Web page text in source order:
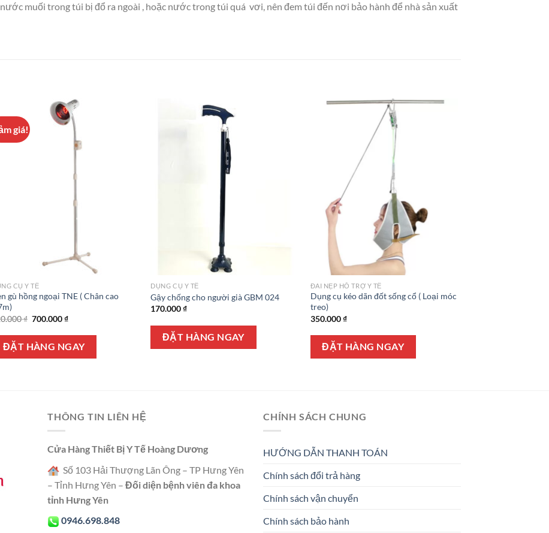
muối trong túi bị đổ ra ngoài , hoặc nước trong túi quá vơi, nên đem túi đến nơi bảo hành để nhà sản xuất
giá!
CỤ Y TẾ
gù hồng ngoại TNE ( Chân cao
₫ Giá
là:
720.000 ₫.
700.000₫Giá
tại
là:
700.000 ₫.
ĐẶT HÀNG NGAY
DỤNG CỤ Y TẾ
Gậy chống cho người già GBM 024
170.000₫
ĐẶT HÀNG NGAY
ĐAI NẸP HỖ TRỢ Y TẾ
Dụng cụ kéo dãn đốt sống cổ ( Loại móc
treo)
350.000₫
ĐẶT HÀNG NGAY
THÔNG TIN LIÊN HỆ
Cửa Hàng Thiết Bị Y Tế Hoàng Dương
Số 103 Hải Thượng Lãn Ông – TP Hưng Yên
– Tỉnh Hưng Yên – Đối diện bệnh viên đa khoa
tỉnh Hưng Yên
0946.698.848
CHÍNH SÁCH CHUNG
HƯỚNG DẪN THANH TOÁN
Chính sách đổi trả hàng
Chính sách vận chuyển
Chính sách bảo hành